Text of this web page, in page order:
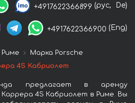
+4917622366899 (рус, De)
+4917622366900 (Eng)
Марка Porsche
4S Кабриолет
предлагает в аренду
4S Кабриолет в Риме. Вы